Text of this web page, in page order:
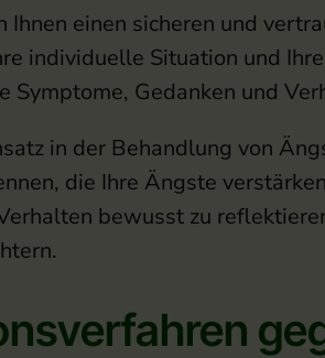
Ihnen einen sicheren und
individuelle Situation und
Symptome, Gedanken und
in der Behandlung von
die Ihre Ängste
bewusst zu